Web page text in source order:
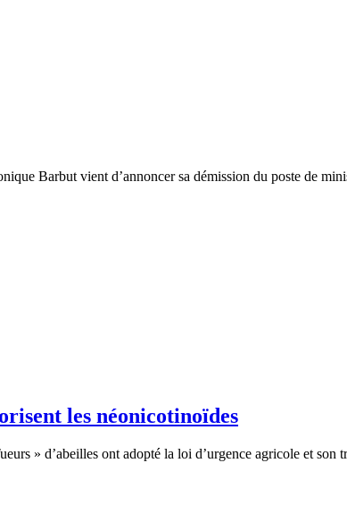
Barbut vient d’annoncer sa démission du poste de
les néonicotinoïdes
» d’abeilles ont adopté la loi d’urgence agricole et son